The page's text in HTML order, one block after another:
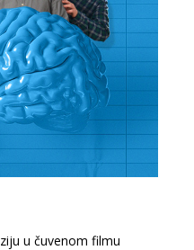
u čuvenom filmu